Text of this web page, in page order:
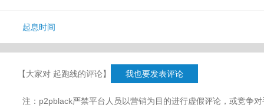
起息时间
【大家对 起跑线的评论】 我也要发表评论
注：p2pblack严禁平台人员以营销为目的进行虚假评论，或竞争